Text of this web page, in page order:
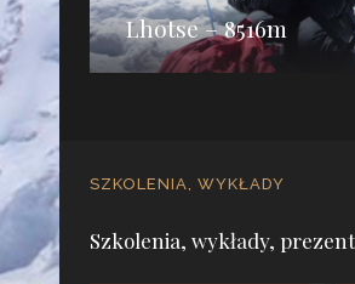
Lhotse – 8516m
SZKOLENIA, WYKŁADY
Szkolenia, wykłady,